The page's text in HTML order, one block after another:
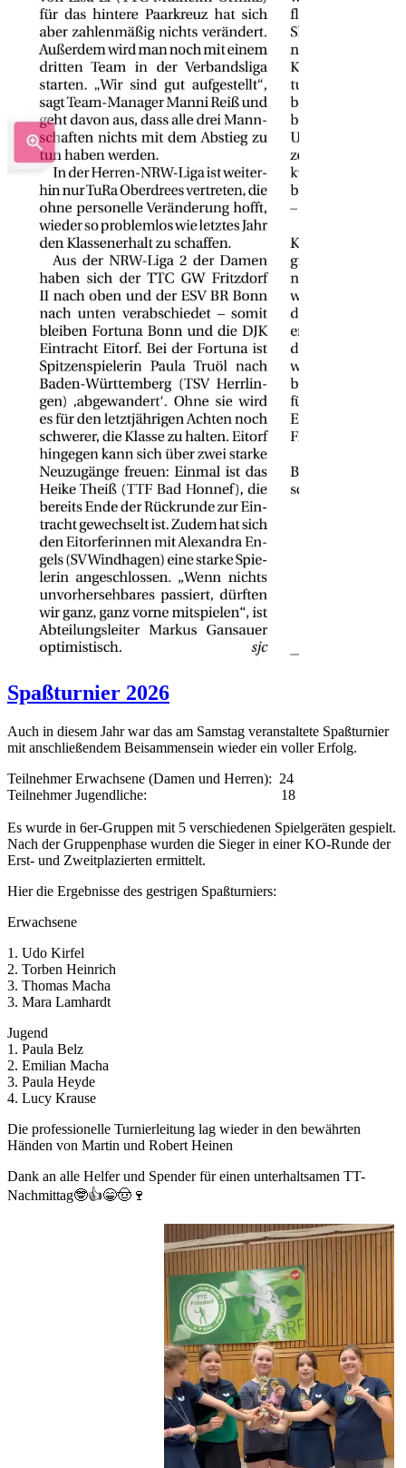
Spaßturnier 2026
Auch in diesem Jahr war das am Samstag veranstaltete Spaßturnier
mit anschließendem Beisammensein wieder ein voller Erfolg.
Teilnehmer Erwachsene (Damen und Herren): 24
Teilnehmer Jugendliche: 18
Es wurde in 6er-Gruppen mit 5 verschiedenen Spielgeräten gespielt.
Nach der Gruppenphase wurden die Sieger in einer KO-Runde der
Erst- und Zweitplazierten ermittelt.
Hier die Ergebnisse des gestrigen Spaßturniers:
Erwachsene
1. Udo Kirfel
2. Torben Heinrich
3. Thomas Macha
3. Mara Lamhardt
Jugend
1. Paula Belz
2. Emilian Macha
3. Paula Heyde
4. Lucy Krause
Die professionelle Turnierleitung lag wieder in den bewährten
Händen von Martin und Robert Heinen
Dank an alle Helfer und Spender für einen unterhaltsamen TT-
Nachmittag🤓👍😁🤠🍷